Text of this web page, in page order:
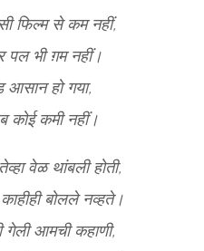
फिल्म से कम नहीं,
पल भी ग़म नहीं।
आसान हो गया,
कोई कमी नहीं।
वेळ थांबली होती,
बोलले नव्हते।
गेली आमची कहाणी,